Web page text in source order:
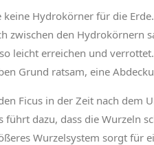
keine Hydrokörner für die
zwischen den Hydrokörnern
leicht erreichen und
Grund ratsam, eine
Ficus in der Zeit nach dem
führt dazu, dass die Wurzeln
Wurzelsystem sorgt für